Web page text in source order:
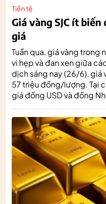
Tiền tệ
Giá vàng SJC ít
giá
Tuần qua, giá vàng trong
vi hẹp và đan xen giữa
dịch sáng nay (26/6), giá
57 triệu đồng/lượng. Tại
giá đồng USD và đồng